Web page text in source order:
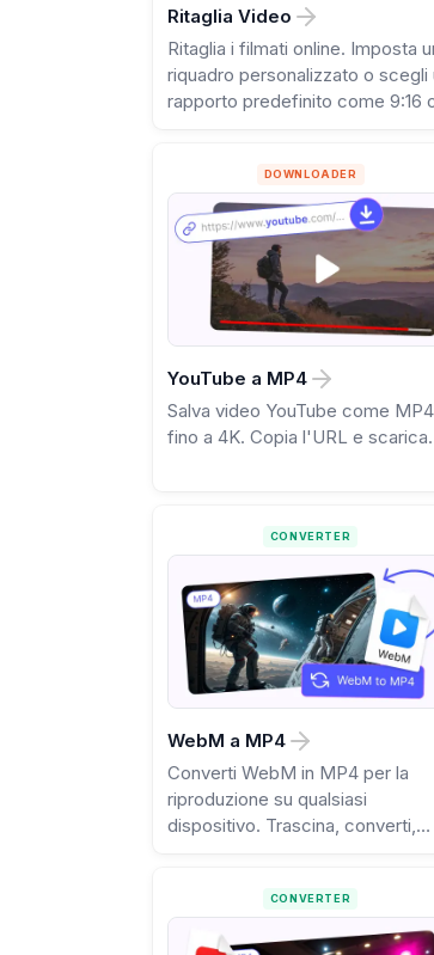
Ritaglia Video
Ritaglia i filmati online. Imposta
riquadro personalizzato o scegli
rapporto predefinito come 9:16
DOWNLOADER
YouTube a MP4
Salva video YouTube come MP4
fino a 4K. Copia l'URL e scarica.
CONVERTER
WebM a MP4
Converti WebM in MP4 per la
riproduzione su qualsiasi
dispositivo. Trascina, converti,
CONVERTER